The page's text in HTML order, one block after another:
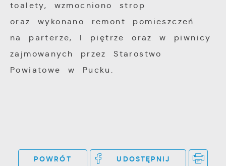
toalety, wzmocniono strop
oraz wykonano remont pomieszczeń
na parterze, I piętrze oraz w piwnicy
zajmowanych przez Starostwo
Powiatowe w Pucku.
POWRÓT UDOSTĘPNIJ